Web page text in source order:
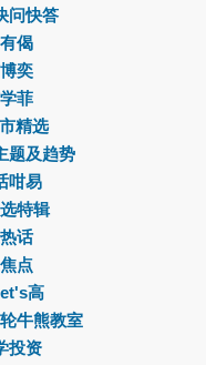
问快答
偈
奕
菲
精选
题及趋势
咁易
特辑
话
点
高
牛熊教室
投资